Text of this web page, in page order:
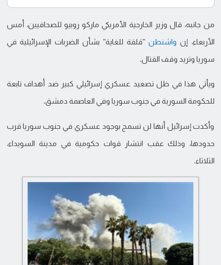
من جانبه، قال وزير الخارجية الأمريكي ماركو روبيو للصحافيين، أمس
الأربعاء، إن واشنطن"قلقة للغاية" بشأن الضربات الإسرائيلية في
سوريا وتريد وقف القتال.
ويأتي هذا في ظل تصعيد عسكري إسرائيلي كبير ضد أهداف تابعة
للحكومة السورية في جنوب سوريا وفي العاصمة دمشق.
وأكدت إسرائيل أنها لن تسمح بوجود عسكري في جنوب سوريا قرب
حدودها، وذلك عقب انتشار قوات حكومية في مدينة السويداء،
الثلاثاء.